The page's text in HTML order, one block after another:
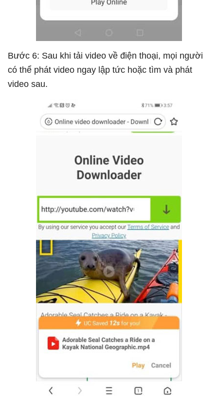
Bước 6: Sau khi tải video về điện thoại, mọi người
có thể phát video ngay lập tức hoặc tìm và phát
video sau.